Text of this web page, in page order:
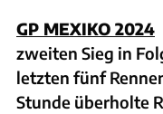
GP MEXIKO 2024
zweiten Sieg in
letzten fünf
Stunde überholte